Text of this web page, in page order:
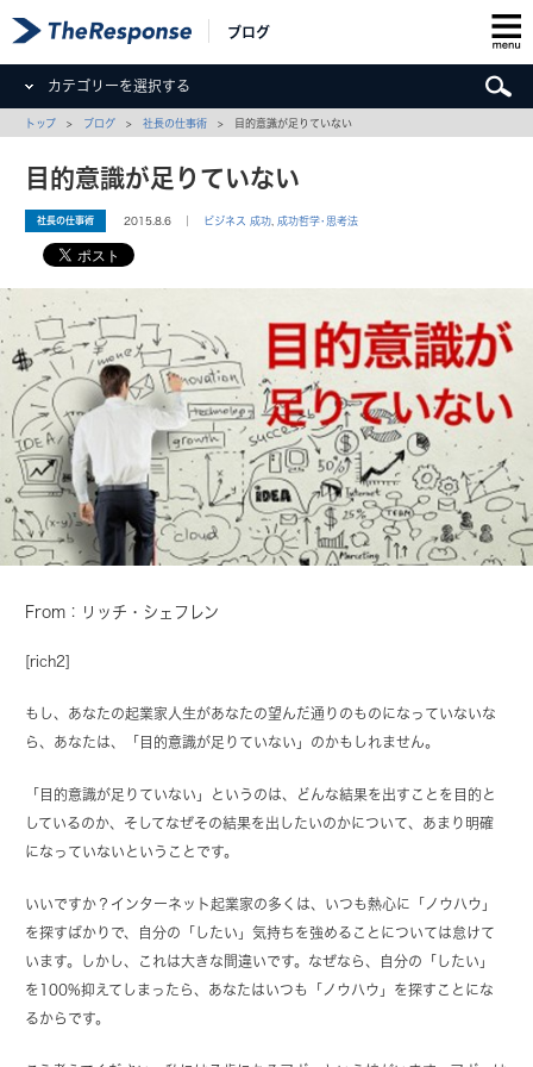
ブログ
カテゴリーを選択する
トップ > ブログ >社長の仕事術 > 目的意識が足りていない
目的意識が足りていない
社長の仕事術 2015.8.6 ｜ ビジネス 成功 成功哲学･思考法
From：リッチ・シェフレン
[rich2]
もし、あなたの起業家人生があなたの望んだ通りのものになっていないな
ら、あなたは、「目的意識が足りていない」のかもしれません。
「目的意識が足りていない」というのは、どんな結果を出すことを目的と
しているのか、そしてなぜその結果を出したいのかについて、あまり明確
になっていないということです。
いいですか？インターネット起業家の多くは、いつも熱心に「ノウハウ」
を探すばかりで、自分の「したい」気持ちを強めることについては怠けて
います。しかし、これは大きな間違いです。なぜなら、自分の「したい」
を100%抑えてしまったら、あなたはいつも「ノウハウ」を探すことにな
るからです。